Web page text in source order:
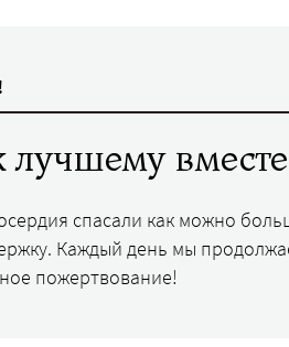
спасали как можно
Каждый день мы
пожертвование!